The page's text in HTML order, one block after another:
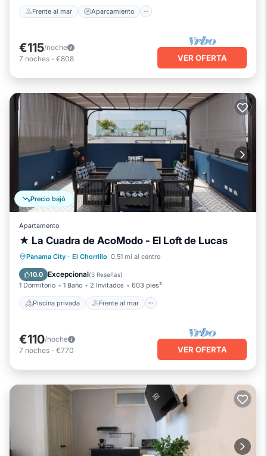
Frente al mar Aparcamiento
€115/noche
7 noches - €808 VER OFERTA
Precio bajó
Apartamento
★ La Cuadra de AcoModo - El Loft de Lucas
Panama City · El Chorrillo 0.51 mi al centro
10.0 Excepcional(3 Reseñas)
1 Dormitorio 1 Baño 2 Invitados 603 pies²
Piscina privada Frente al mar
Piscina privada
Frente al mar
Aparcamiento
€110/noche
7 noches - €770 VER OFERTA